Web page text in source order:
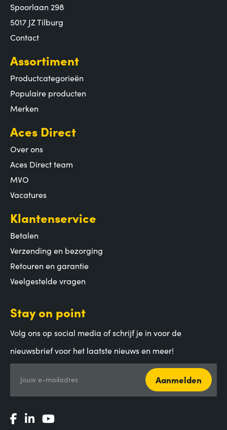
Spoorlaan 298
5017 JZ Tilburg
Contact
Assortiment
Productcategorieën
Populaire producten
Merken
Aces Direct
Over ons
Aces Direct team
MVO
Vacatures
Klantenservice
Betalen
Verzending en bezorging
Retouren en garantie
Veelgestelde vragen
Stay on point
Volg ons op social media of schrijf je in voor de
nieuwsbrief voor het laatste nieuws en meer!
Jouw e-mailadres Aanmelden